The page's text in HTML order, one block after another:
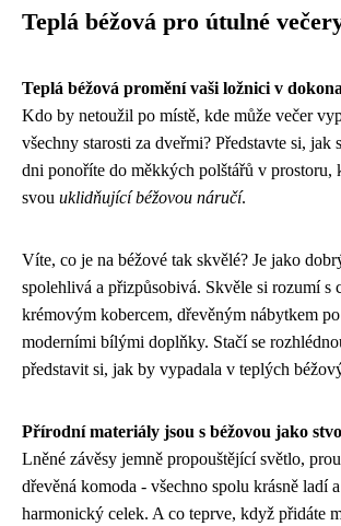
Teplá béžová pro útulné
Teplá béžová promění vaši ložnici v
Kdo by netoužil po místě, kde může večer
všechny starosti za dveřmi? Představte si, jak
dni ponoříte do měkkých polštářů v prostoru,
svou uklidňující béžovou náručí.
Víte, co je na béžové tak skvělé? Je jako
spolehlivá a přizpůsobivá. Skvěle si rozumí s
krémovým kobercem, dřevěným nábytkem
moderními bílými doplňky. Stačí se
představit si, jak by vypadala v teplých
Přírodní materiály jsou s béžovou jako
Lněné závěsy jemně propouštějící světlo,
dřevěná komoda - všechno spolu krásně ladí
harmonický celek. A co teprve, když přidáte